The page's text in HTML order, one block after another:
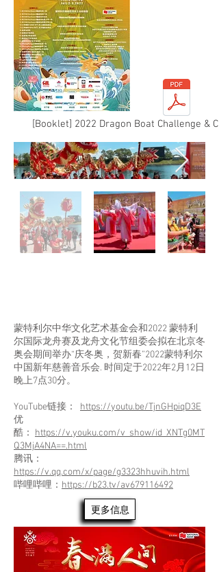
[Booklet] 2022 Dragon Boat Challenge &
蒙特利尔中华文化艺术基金会和2022 蒙特利
尔国际龙舟赛及龙舟文化节组委会拟在北京冬
奥会期间举办“庆冬奥，贺新春”2022蒙特利尔
中国新年慈善音乐会. 时间定于2022年2月12日
晚上7点30分。
YouTube链接： https://youtu.be/TjnGHpiqD3E
优
酷： https://v.youku.com/v_show/id_XNTg0MT
Q3MjA4NA==.html
腾讯：
https://v.qq.com/x/page/g3323hhuvih.html
哔哩哔哩： https://b23.tv/av679116492
更多信息